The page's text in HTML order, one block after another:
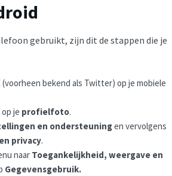
gebruikt, zijn dit de stappen die je
(voorheen bekend als Twitter) op je mobiele
je profielfoto.
en ondersteuningen vervolgens
privacy.
naar Toegankelijkheid, weergave en
Gegevensgebruik.